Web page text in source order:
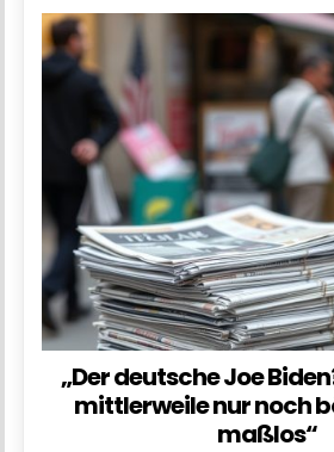
„Der deutsche Joe
mittlerweile nur noch
maßlos“